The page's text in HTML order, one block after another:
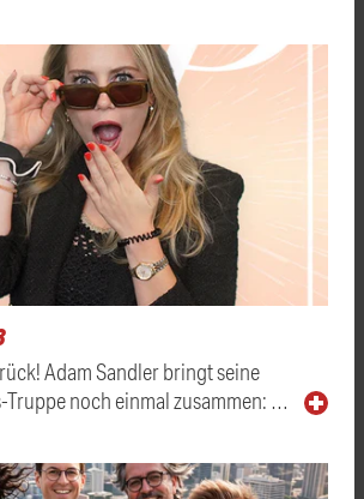
Adam Sandler bringt seine
Truppe noch einmal zusammen: …